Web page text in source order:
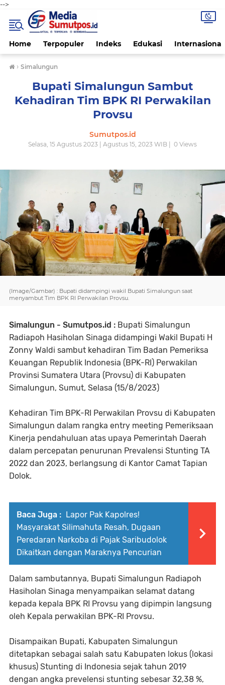
-->
Home Terpopuler Indeks Edukasi Internasional
› Simalungun
Bupati Simalungun Sambut
Kehadiran Tim BPK RI Perwakilan
Provsu
Sumutpos.id
Selasa, 15 Agustus 2023 | Agustus 15, 2023 WIB | 0 Views
(Image/Gambar) : Bupati didampingi wakil Bupati Simalungun saat
menyambut Tim BPK RI Perwakilan Provsu.
Simalungun - Sumutpos.id : Bupati Simalungun
Radiapoh Hasiholan Sinaga didampingi Wakil Bupati H
Zonny Waldi sambut kehadiran Tim Badan Pemeriksa
Keuangan Republik Indonesia (BPK-RI) Perwakilan
Provinsi Sumatera Utara (Provsu) di Kabupaten
Simalungun, Sumut, Selasa (15/8/2023)
Kehadiran Tim BPK-RI Perwakilan Provsu di Kabupaten
Simalungun dalam rangka entry meeting Pemeriksaan
Kinerja pendahuluan atas upaya Pemerintah Daerah
dalam percepatan penurunan Prevalensi Stunting TA
2022 dan 2023, berlangsung di Kantor Camat Tapian
Dolok.
Baca Juga : Lapor Pak Kapolres!
Masyarakat Silimahuta Resah, Dugaan
Peredaran Narkoba di Pajak Saribudolok
Dikaitkan dengan Maraknya Pencurian
Dalam sambutannya, Bupati Simalungun Radiapoh
Hasiholan Sinaga menyampaikan selamat datang
kepada kepala BPK RI Provsu yang dipimpin langsung
oleh Kepala perwakilan BPK-RI Provsu.
Disampaikan Bupati, Kabupaten Simalungun
ditetapkan sebagai salah satu Kabupaten lokus (lokasi
khusus) Stunting di Indonesia sejak tahun 2019
dengan angka prevelensi stunting sebesar 32,38 %,